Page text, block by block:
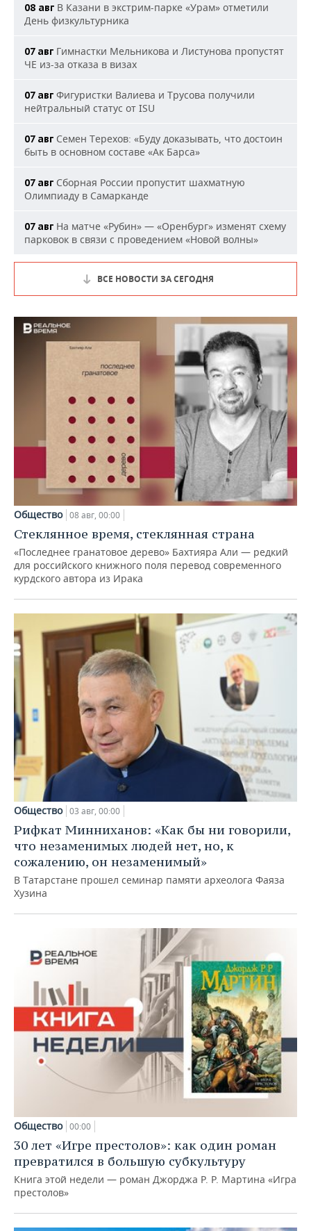
08 авг В Казани в экстрим-парке «Урам» отметили
День физкультурника
07 авг Гимнастки Мельникова и Листунова пропустят
ЧЕ из-за отказа в визах
07 авг Фигуристки Валиева и Трусова получили
нейтральный статус от ISU
07 авг Семен Терехов: «Буду доказывать, что достоин
быть в основном составе «Ак Барса»
07 авг Сборная России пропустит шахматную
Олимпиаду в Самарканде
07 авг На матче «Рубин» — «Оренбург» изменят схему
парковок в связи с проведением «Новой волны»
ВСЕ НОВОСТИ ЗА СЕГОДНЯ
Общество 08 авг, 00:00
Стеклянное время, стеклянная страна
«Последнее гранатовое дерево» Бахтияра Али — редкий
для российского книжного поля перевод современного
курдского автора из Ирака
Общество 03 авг, 00:00
Рифкат Минниханов: «Как бы ни говорили,
что незаменимых людей нет, но, к
сожалению, он незаменимый»
В Татарстане прошел семинар памяти археолога Фаяза
Хузина
Общество 00:00
30 лет «Игре престолов»: как один роман
превратился в большую субкультуру
Книга этой недели — роман Джорджа Р. Р. Мартина «Игра
престолов»